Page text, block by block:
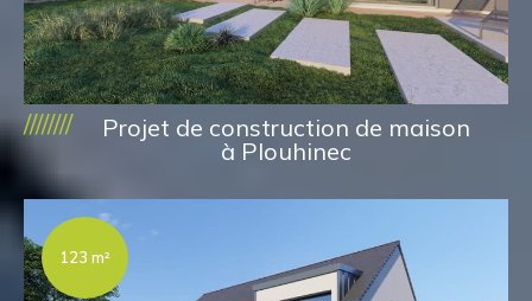
////////
Projet de construction de maison
à Plouhinec
123 m²